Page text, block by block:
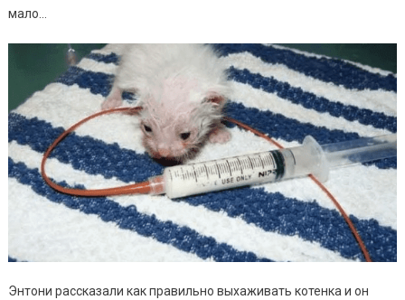
мало…
Энтони рассказали как правильно выхаживать котенка и он